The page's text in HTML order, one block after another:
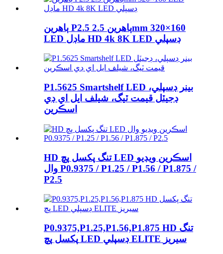
ٻاھرين P2.5 ٻاھرين 2.5mm 320×160
LED ماڊل HD 4k 8K LED ڊسپلي
P1.5625 Smartshelf LED بينر ڊسپلي،
ڊجيٽل قيمت ٽيگ، شيلف ايل اي ڊي
اسڪرين
HD تنگ پکسل پچ LED اسڪرين ويڊيو
وال P0.9375 / P1.25 / P1.56 / P1.875 /
P2.5
P0.9375,P1.25,P1.56,P1.875 HD تنگ
پکسل پچ LED ڊسپلي ELITE سيريز